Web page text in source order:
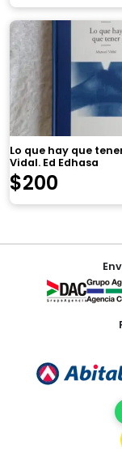
Lo que hay que
Vidal. Ed Edhasa
$200
entradas